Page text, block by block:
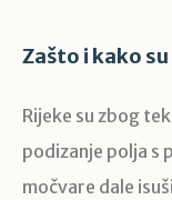
Zašto i kako
Rijeke su zbog
podizanje polja s
močvare dale